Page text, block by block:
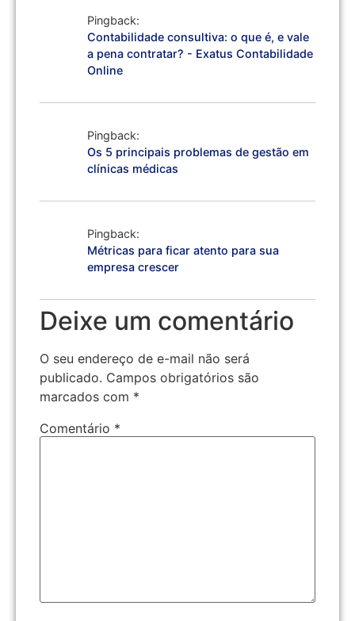
Pingback:
Contabilidade consultiva: o que é, e vale
a pena contratar? - Exatus Contabilidade
Online
Pingback:
Os 5 principais problemas de gestão em
clínicas médicas
Pingback:
Métricas para ficar atento para sua
empresa crescer
Deixe um comentário
O seu endereço de e-mail não será
publicado. Campos obrigatórios são
marcados com *
Comentário *